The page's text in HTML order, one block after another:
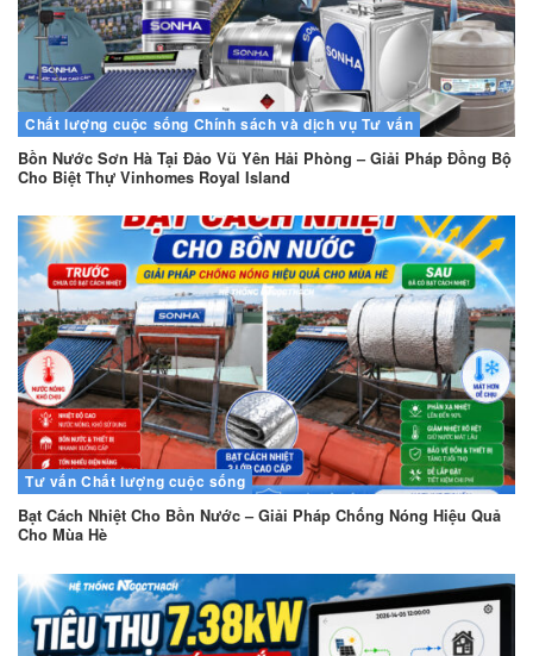
Chất lượng cuộc sống Chính sách và dịch vụ Tư vấn
Bồn Nước Sơn Hà Tại Đảo Vũ Yên Hải Phòng – Giải Pháp Đồng Bộ
Cho Biệt Thự Vinhomes Royal Island
Tư vấn Chất lượng cuộc sống
Bạt Cách Nhiệt Cho Bồn Nước – Giải Pháp Chống Nóng Hiệu Quả
Cho Mùa Hè